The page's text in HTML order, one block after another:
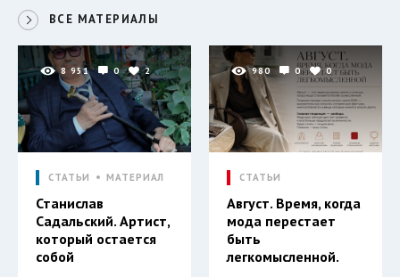
ВСЕ МАТЕРИАЛЫ
8 951 0 2
СТАТЬИ МАТЕРИАЛ
Станислав
Садальский. Артист,
который остается
собой
980 0 0
СТАТЬИ
Август. Время, когда
мода перестает
быть
легкомысленной.